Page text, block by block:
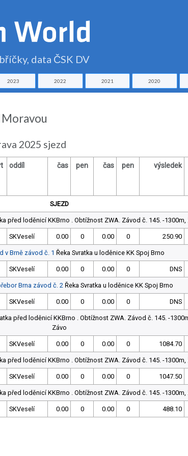
data ČSK DV
2023 2022 2021 2020
Moravou
2025 sjezd
oddíl čas pen čas pen výsledek
SJEZD
před loděnicí KKBrno . Obtížnost ZWA. Závod č. 145. -
SKVeselí 0.00 0 0.00 0 250.90
v Brně závod č. 1 Řeka Svratka u loděnice KK Spoj Brno
SKVeselí 0.00 0 0.00 0 DNS
Brna závod č. 2Řeka Svratka u loděnice KK Spoj Brno
SKVeselí 0.00 0 0.00 0 DNS
před loděnicí KKBrno . Obtížnost ZWA. Závod č. 145. -
Závo
SKVeselí 0.00 0 0.00 0 1084.70
před loděnicí KKBrno . Obtížnost ZWA. Závod č. 145. -
SKVeselí 0.00 0 0.00 0 1047.50
před loděnicí KKBrno . Obtížnost ZWA. Závod č. 145. -
SKVeselí 0.00 0 0.00 0 488.10